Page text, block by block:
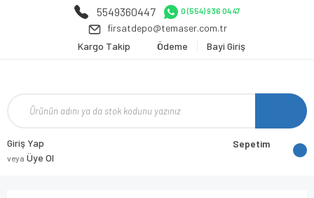
5549360447 0 (554) 936 04 47
firsatdepo@temaser.com.tr
Kargo Takip
Ödeme Bayi Giriş
Giriş Yap
veya Üye Ol
Sepetim